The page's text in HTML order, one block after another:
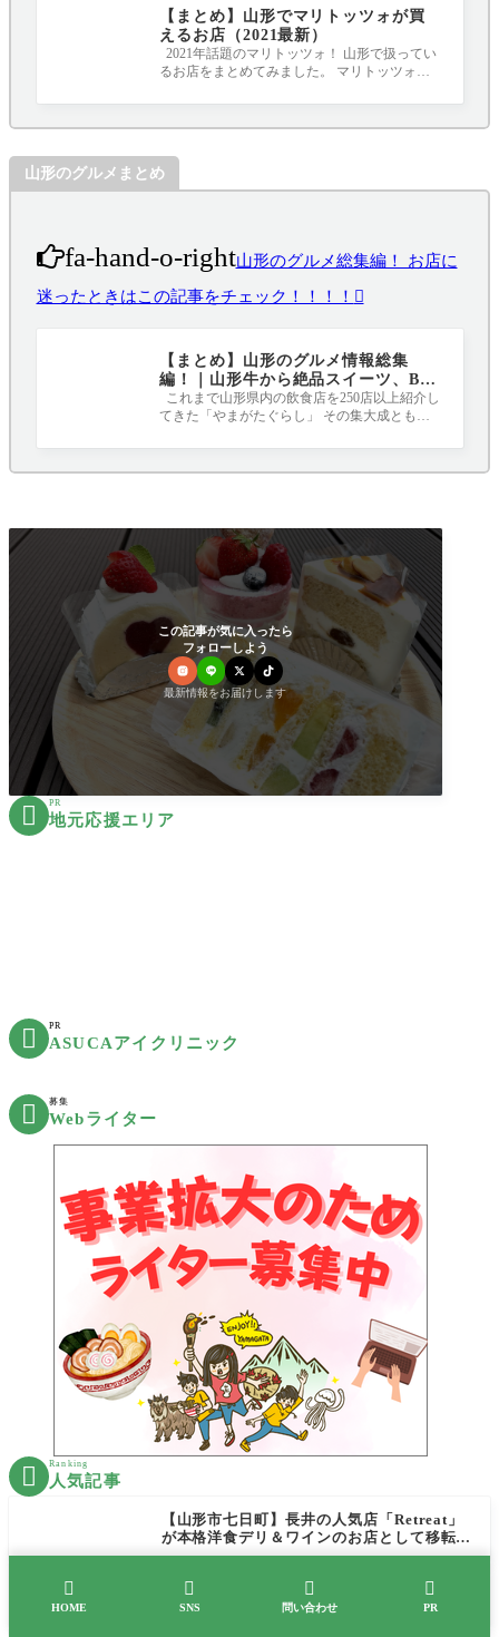
【まとめ】山形でマリトッツォが買
えるお店（2021最新）
2021年話題のマリトッツォ！ 山形で扱ってい
るお店をまとめてみました。 マリトッツォと
山形のグルメまとめ
fa-hand-o-right山形のグルメ総集編！ お店に
迷ったときはこの記事をチェック！！！！
【まとめ】山形のグルメ情報総集
編！｜山形牛から絶品スイーツ、B級
グルメまで
これまで山形県内の飲食店を250店以上紹介し
てきた「やまがたぐらし」 その集大成ともい
この記事が気に入ったら
フォローしよう
最新情報をお届けします
 PR
地元応援エリア
 PR
ASUCAアイクリニック
 募集
Webライター
 Ranking
人気記事
【山形市七日町】長井の人気店「Retreat」
が本格洋食デリ＆ワインのお店として移転オ
ープン決定！
【山形新店】辛いのが苦手でも安心！駅前に
話題の「小哪吒麻辣燙（ショウナタマーラー

HOME

SNS

問い合わせ

PR